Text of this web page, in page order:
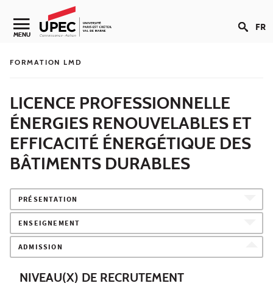
Aller au contenu
Navigation secondaire
MENU FR
FORMATION LMD
LICENCE PROFESSIONNELLE
ÉNERGIES RENOUVELABLES ET
EFFICACITÉ ÉNERGÉTIQUE DES
BÂTIMENTS DURABLES
PRÉSENTATION
ENSEIGNEMENT
ADMISSION
NIVEAU(X) DE RECRUTEMENT